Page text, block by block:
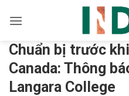
qua
dungChuẩn bị trước
Canada: Thông
Langara College